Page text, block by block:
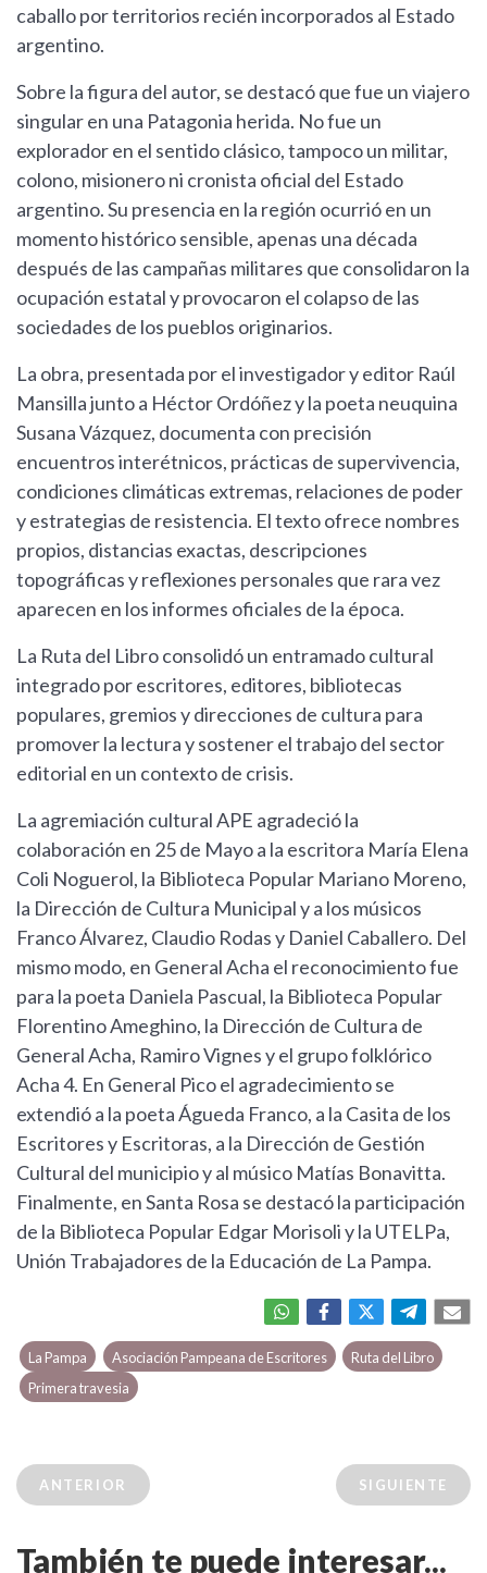
caballo por territorios recién incorporados al Estado
argentino.
Sobre la figura del autor, se destacó que fue un viajero
singular en una Patagonia herida. No fue un
explorador en el sentido clásico, tampoco un militar,
colono, misionero ni cronista oficial del Estado
argentino. Su presencia en la región ocurrió en un
momento histórico sensible, apenas una década
después de las campañas militares que consolidaron la
ocupación estatal y provocaron el colapso de las
sociedades de los pueblos originarios.
La obra, presentada por el investigador y editor Raúl
Mansilla junto a Héctor Ordóñez y la poeta neuquina
Susana Vázquez, documenta con precisión
encuentros interétnicos, prácticas de supervivencia,
condiciones climáticas extremas, relaciones de poder
y estrategias de resistencia. El texto ofrece nombres
propios, distancias exactas, descripciones
topográficas y reflexiones personales que rara vez
aparecen en los informes oficiales de la época.
La Ruta del Libro consolidó un entramado cultural
integrado por escritores, editores, bibliotecas
populares, gremios y direcciones de cultura para
promover la lectura y sostener el trabajo del sector
editorial en un contexto de crisis.
La agremiación cultural APE agradeció la
colaboración en 25 de Mayo a la escritora María Elena
Coli Noguerol, la Biblioteca Popular Mariano Moreno,
la Dirección de Cultura Municipal y a los músicos
Franco Álvarez, Claudio Rodas y Daniel Caballero. Del
mismo modo, en General Acha el reconocimiento fue
para la poeta Daniela Pascual, la Biblioteca Popular
Florentino Ameghino, la Dirección de Cultura de
General Acha, Ramiro Vignes y el grupo folklórico
Acha 4. En General Pico el agradecimiento se
extendió a la poeta Águeda Franco, a la Casita de los
Escritores y Escritoras, a la Dirección de Gestión
Cultural del municipio y al músico Matías Bonavitta.
Finalmente, en Santa Rosa se destacó la participación
de la Biblioteca Popular Edgar Morisoli y la UTELPa,
Unión Trabajadores de la Educación de La Pampa.
La Pampa Asociación Pampeana de Escritores
Ruta del Libro
Primera travesia
ANTERIOR SIGUIENTE
También te puede interesar...